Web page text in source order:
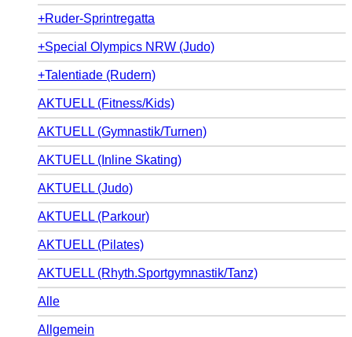
+Ruder-Sprintregatta
+Special Olympics NRW (Judo)
+Talentiade (Rudern)
AKTUELL (Fitness/Kids)
AKTUELL (Gymnastik/Turnen)
AKTUELL (Inline Skating)
AKTUELL (Judo)
AKTUELL (Parkour)
AKTUELL (Pilates)
AKTUELL (Rhyth.Sportgymnastik/Tanz)
Alle
Allgemein